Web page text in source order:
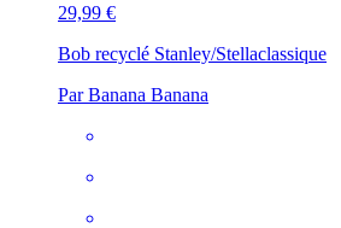
29,99 €
Bob recyclé Stanley/Stellaclassique
Par Banana Banana